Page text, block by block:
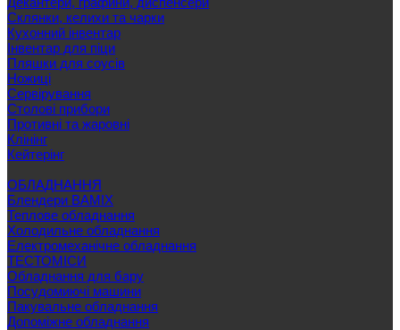
Склянки, келихи та чарки
Кухонний інвентар
Інвентар для піци
Пляшки для соусів
Ножиці
Сервірування
Cтолові прибори
Противні та жаровні
Клінінг
Кейтерінг
ОБЛАДНАННЯ
Блендери BAMIX
Теплове обладнання
Холодильне обладнання
Електромеханічне обладнання
ТЕСТОМІСИ
Обладнання для бару
Посудомиючі машини
Пакувальне обладнання
Допоміжне обладнання